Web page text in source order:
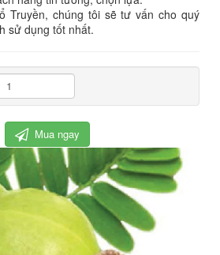
Truyền, chúng tôi sẽ tư vấn cho quý
sử dụng tốt nhất.
Mua ngay